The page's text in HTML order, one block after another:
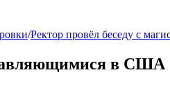
/Ректор провёл беседу с
в США